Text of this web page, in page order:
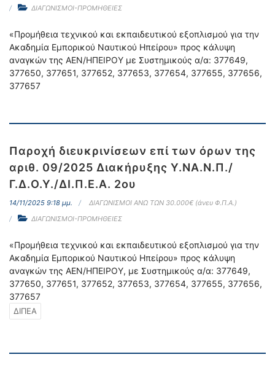
ΔΙΑΓΩΝΙΣΜΟΙ-ΠΡΟΜΗΘΕΙΕΣ
«Προμήθεια τεχνικού και εκπαιδευτικού εξοπλισμού για την
Ακαδημία Εμπορικού Ναυτικού Ηπείρου» προς κάλυψη
αναγκών της ΑΕΝ/ΗΠΕΙΡΟΥ με Συστημικούς α/α: 377649,
377650, 377651, 377652, 377653, 377654, 377655, 377656,
377657
Παροχή διευκρινίσεων επί των όρων της
αριθ. 09/2025 Διακήρυξης Υ.ΝΑ.Ν.Π./
Γ.Δ.Ο.Υ./ΔΙ.Π.Ε.Α. 2ου
14/11/2025 9:18 μμ.
ΔΙΑΓΩΝΙΣΜΟΙ ΑΝΩ ΤΩΝ 30.000€ (άνευ Φ.Π.Α.)
ΔΙΑΓΩΝΙΣΜΟΙ-ΠΡΟΜΗΘΕΙΕΣ
«Προμήθεια τεχνικού και εκπαιδευτικού εξοπλισμού για την
Ακαδημία Εμπορικού Ναυτικού Ηπείρου» προς κάλυψη
αναγκών της ΑΕΝ/ΗΠΕΙΡΟΥ, με Συστημικούς α/α: 377649,
377650, 377651, 377652, 377653, 377654, 377655, 377656,
377657
ΔΙΠΕΑ